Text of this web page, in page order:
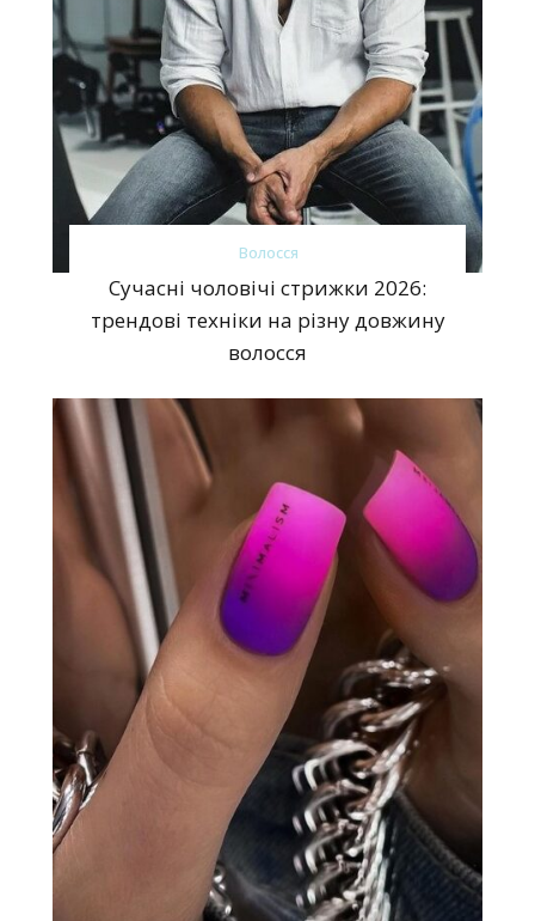
Волосся
Сучасні чоловічі стрижки 2026:
трендові техніки на різну довжину
волосся